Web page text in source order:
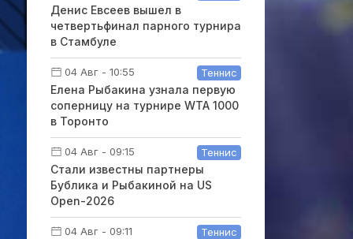
Денис Евсеев вышел в
четвертьфинал парного турнира
в Стамбуле
04 Авг - 10:55 Теннис
Елена Рыбакина узнала первую
соперницу на турнире WTA 1000
в Торонто
04 Авг - 09:15 Теннис
Стали известны партнеры
Бублика и Рыбакиной на US
Open-2026
04 Авг - 09:11 Теннис